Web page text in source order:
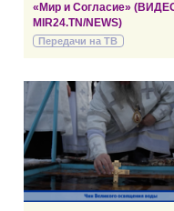
«Мир и Согласие»
MIR24.TN/NEWS)
Передачи на ТВ